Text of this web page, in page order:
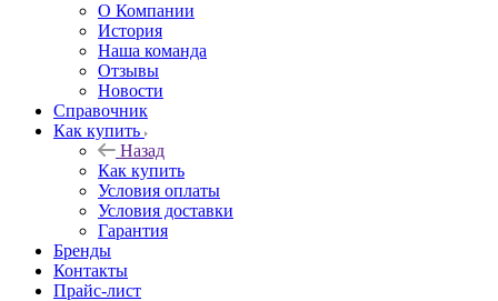
О Компании
История
Наша команда
Отзывы
Новости
Справочник
Как купить
Назад
Как купить
Условия оплаты
Условия доставки
Гарантия
Бренды
Контакты
Прайс-лист